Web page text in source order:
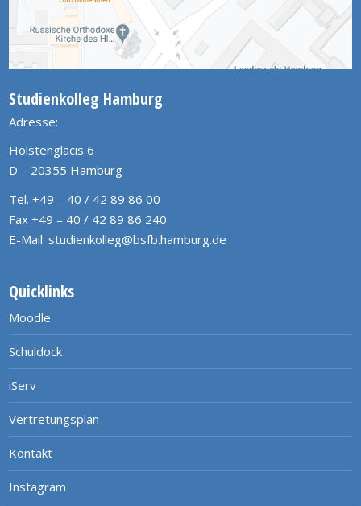
Studienkolleg Hamburg
Adresse:
Holstenglacis 6
D – 20355 Hamburg
Tel. +49 – 40 / 42 89 86 00
Fax +49 – 40 / 42 89 86 240
E-Mail: studienkolleg@bsfb.hamburg.de
Quicklinks
Moodle
Schuldock
iServ
Vertretungsplan
Kontakt
Instagram